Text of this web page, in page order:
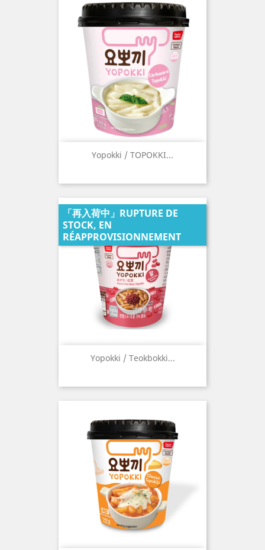
Yopokki / TOPOKKI...
Yopokki / Teokbokki...
「再入荷中」RUPTURE DE
STOCK, EN
RÉAPPROVISIONNEMENT